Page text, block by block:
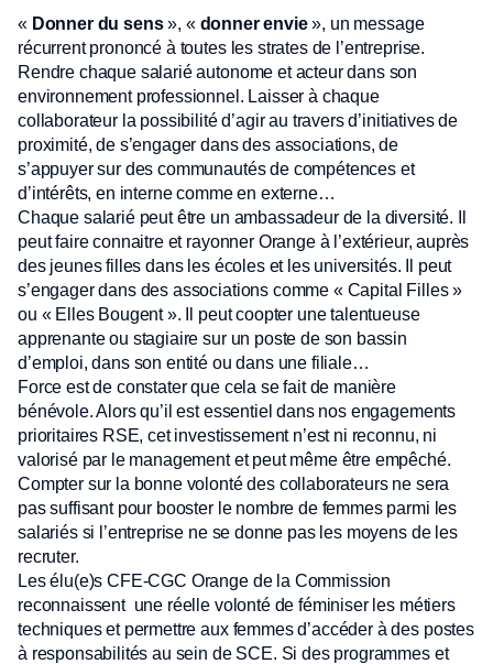
« Donner du sens», « donner envie», un message
récurrent prononcé à toutes les strates de l’entreprise.
Rendre chaque salarié autonome et acteur dans son
environnement professionnel. Laisser à chaque
collaborateur la possibilité d’agir au travers d’initiatives de
proximité, de s’engager dans des associations, de
s’appuyer sur des communautés de compétences et
d’intérêts, en interne comme en externe…
Chaque salarié peut être un ambassadeur de la diversité. Il
peut faire connaitre et rayonner Orange à l’extérieur, auprès
des jeunes filles dans les écoles et les universités. Il peut
s’engager dans des associations comme « Capital Filles »
ou « Elles Bougent ». Il peut coopter une talentueuse
apprenante ou stagiaire sur un poste de son bassin
d’emploi, dans son entité ou dans une filiale…
Force est de constater que cela se fait de manière
bénévole. Alors qu’il est essentiel dans nos engagements
prioritaires RSE, cet investissement n’est ni reconnu, ni
valorisé par le management et peut même être empêché.
Compter sur la bonne volonté des collaborateurs ne sera
pas suffisant pour booster le nombre de femmes parmi les
salariés si l’entreprise ne se donne pas les moyens de les
recruter.
Les élu(e)s CFE-CGC Orange de la Commission
reconnaissent une réelle volonté de féminiser les métiers
techniques et permettre aux femmes d’accéder à des postes
à responsabilités au sein de SCE. Si des programmes et